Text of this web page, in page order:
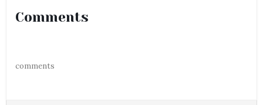
Comments
comments